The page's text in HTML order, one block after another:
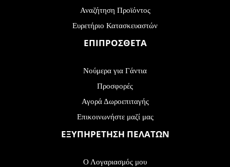
Αναζήτηση Προϊόντος
Ευρετήριο Κατασκευαστών
ΕΠΙΠΡΟΣΘΕΤΑ
Νούμερα για Γάντια
Προσφορές
Αγορά Δωροεπιταγής
Επικοινωνήστε μαζί μας
ΕΞΥΠΗΡΕΤΗΣΗ ΠΕΛΑΤΩΝ
Ο Λογαριασμός μου